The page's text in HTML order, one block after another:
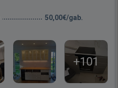
50,00€/gab.
+101